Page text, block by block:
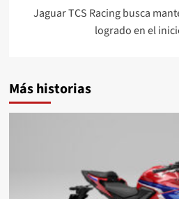
entradas
Jaguar TCS Racing busca
logrado en el
Más historias